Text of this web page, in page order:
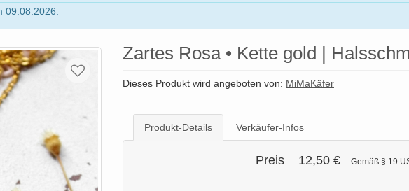
09.08.2026.
Zartes Rosa • Kette gold |
Dieses Produkt wird angeboten von: MiMaKäfer
Produkt-Details Verkäufer-Infos
Preis 12,50 € Gemäß § 19